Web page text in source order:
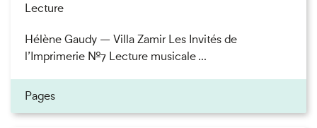
Lecture
Hélène Gaudy — Villa Zamir Les Invités de
l’Imprimerie n°7 Lecture musicale ...
Pages